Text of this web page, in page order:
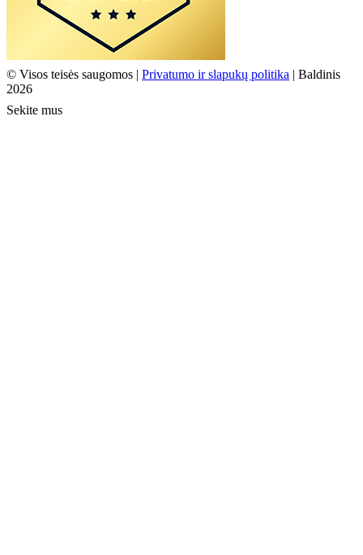
© Visos teisės saugomos | Privatumo ir slapukų politika | Baldinis
2026
Sekite mus